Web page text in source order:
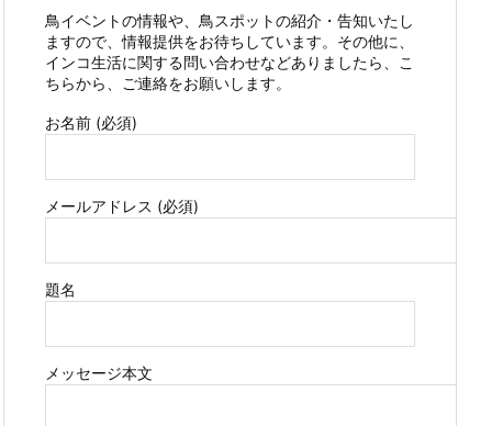
鳥イベントの情報や、鳥スポットの紹介・告知いたし
ますので、情報提供をお待ちしています。その他に、
インコ生活に関する問い合わせなどありましたら、こ
ちらから、ご連絡をお願いします。
お名前 (必須)
メールアドレス (必須)
題名
メッセージ本文